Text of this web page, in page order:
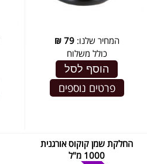
המחיר שלנו:79
₪
כולל משלוח
הוסף לסל
פרטים נוספים
החלקת שמן קוקוס אורגנית
1000 מ"ל